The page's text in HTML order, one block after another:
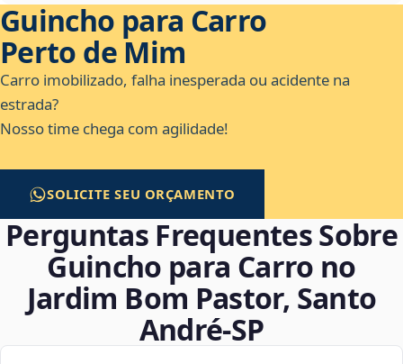
Guincho para Carro
Perto de Mim
Carro imobilizado, falha inesperada ou acidente na
estrada?
Nosso time chega com agilidade!
SOLICITE SEU ORÇAMENTO
Perguntas Frequentes Sobre
Guincho para Carro no
Jardim Bom Pastor, Santo
André‑SP